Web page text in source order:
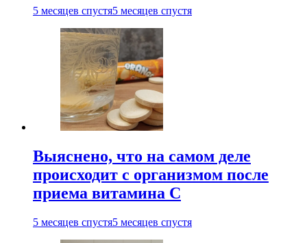
5 месяцев спустя5 месяцев спустя
Выяснено, что на самом деле
происходит с организмом после
приема витамина С
5 месяцев спустя5 месяцев спустя